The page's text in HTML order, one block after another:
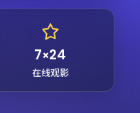
7×24
在线观影